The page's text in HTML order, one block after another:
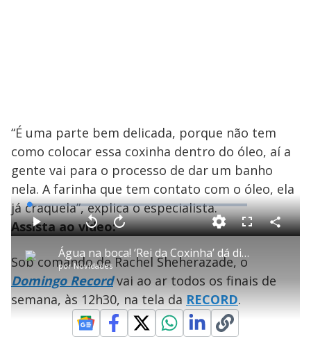
“É uma parte bem delicada, porque não tem
como colocar essa coxinha dentro do óleo, aí a
gente vai para o processo de dar um banho
nela. A farinha que tem contato com o óleo, ela
já craquela”, explica o especialista.
Assista ao vídeo:
P
l
a
Água na boca! ‘Rei da Coxinha’ dá dicas sobre como preparar o salgado gigante
porNovidades
P V
t
a
r
0
s
e
g
u
n
d
o
s
A
n
ç
a
1
e
g
u
n
d
o
L
o
a
d
e
:
2
.
0
3
%
F
l
e
C
o
i
l
Sob comando de Rachel Sheherazade, o
Domingo Recordvai ao ar todos os finais de
semana, às 12h30, na tela daRECORD.